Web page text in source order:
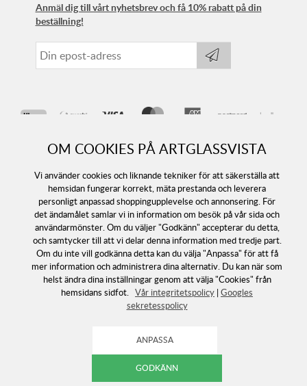
OM COOKIES PÅ ARTGLASSVISTA
Vi använder cookies och liknande tekniker för att säkerställa att
hemsidan fungerar korrekt, mäta prestanda och leverera
personligt anpassad shoppingupplevelse och annonsering. För
det ändamålet samlar vi in information om besök på vår sida och
användarmönster. Om du väljer "Godkänn" accepterar du detta,
och samtycker till att vi delar denna information med tredje part.
Om du inte vill godkänna detta kan du välja "Anpassa" för att få
mer information och administrera dina alternativ. Du kan när som
helst ändra dina inställningar genom att välja "Cookies" från
hemsidans sidfot. Vår integritetspolicy | Googles
sekretesspolicy
Anmäl dig till vårt nyhetsbrev och få 10% rabatt på din
beställning!
Följ oss